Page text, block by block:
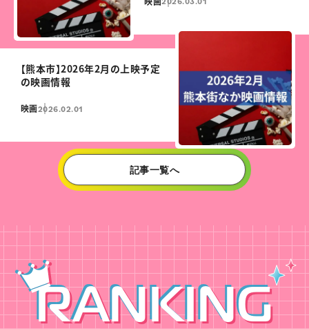
【熊本市】2026年2月の上映予定
の映画情報
映画2026.02.01
記事一覧へ
RANKING